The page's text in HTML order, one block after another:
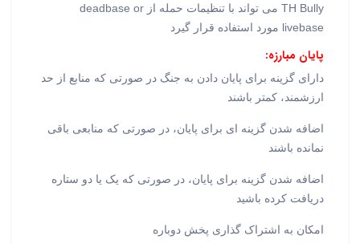
TH Bully می تواند با تنظیمات حمله از deadbase or
livebase مورد استفاده قرار گیرد
پایان مبارزه:
دارای گزینه برای پایان دادن به جنگ در صورتی که منابع از حد
ارزشمند، کمتر باشند
اضافه شدن گزینه ای برای پایان، در صورتی که منابعی باقی
نمانده باشند
اضافه شدن گزینه برای پایان، در صورتی که یک یا دو ستاره
دریافت کرده باشید
امکان به اشتراک گذاری پخش دوباره